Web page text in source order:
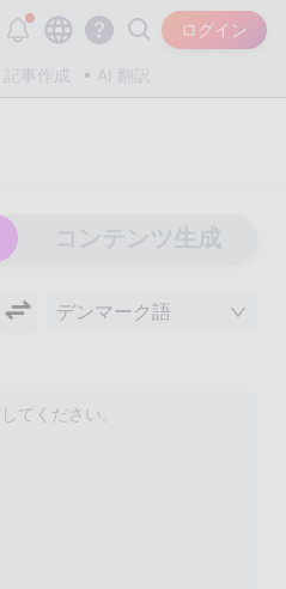
ログイン
記事作成 AI 翻訳
個の無料トークンをゲット！
デンマーク語